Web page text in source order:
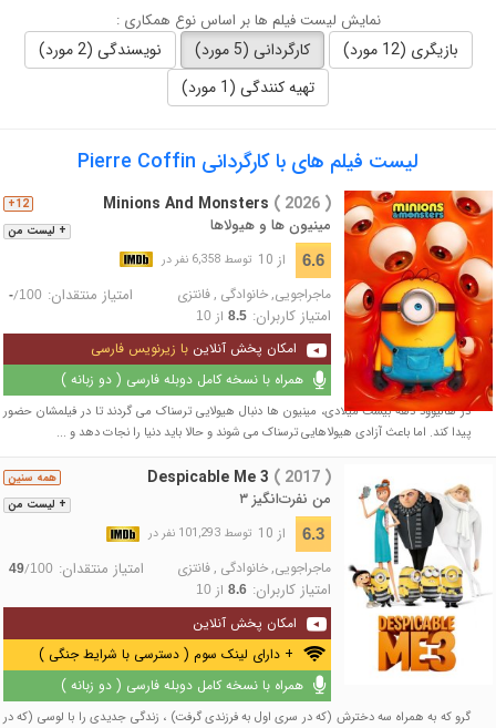
نمایش لیست فیلم ها بر اساس نوع همکاری :
بازیگری (12 مورد) کارگردانی (5 مورد)
نویسندگی (2 مورد)
تهیه کنندگی (1 مورد)
لیست فیلم های با کارگردانی Pierre Coffin
+ لیست من
12+ Minions And Monsters ( 2026 )
مینیون‌ ها و هیولاها
6.6 از 10 توسط 6,358 نفر در
ماجراجویی,خانوادگی ,فانتزی امتیاز منتقدان: -/100
امتیاز کاربران: 8.5از 10
امکان پخش آنلاین با زیرنویس فارسی
همراه با نسخه کامل دوبله فارسی ( دو زبانه )
در هالیوود دهه بیست میلادی، مینیون ها دنبال هیولایی ترسناک می گردند تا در فیلمشان حضور
پیدا کند. اما باعث آزادی هیولاهایی ترسناک می شوند و حالا باید دنیا را نجات دهد و ...
+ لیست من
همه سنین Despicable Me 3 ( 2017 )
من نفرت‌انگیز ۳
6.3 از 10 توسط 101,293 نفر در
ماجراجویی,خانوادگی ,فانتزی امتیاز منتقدان: 49/100
امتیاز کاربران: 8.6از 10
امکان پخش آنلاین
+ دارای لینک سوم ( دسترسی با شرایط جنگی )
همراه با نسخه کامل دوبله فارسی ( دو زبانه )
گرو که به همراه سه دخترش (که در سری اول به فرزندی گرفت) ، زندگی جدیدی را با لوسی (که در